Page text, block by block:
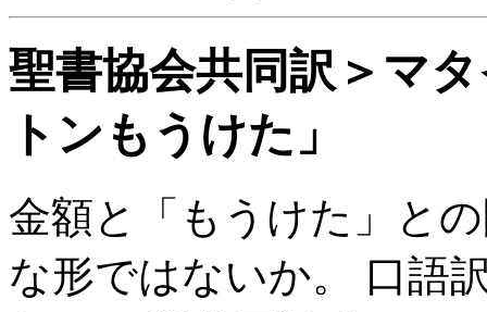
聖書協会共同訳＞マ
トンもうけた」
金額と「もうけた」と
な形ではないか。 口語